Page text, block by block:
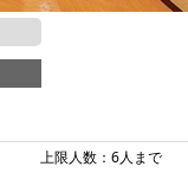
上限人数：6人まで